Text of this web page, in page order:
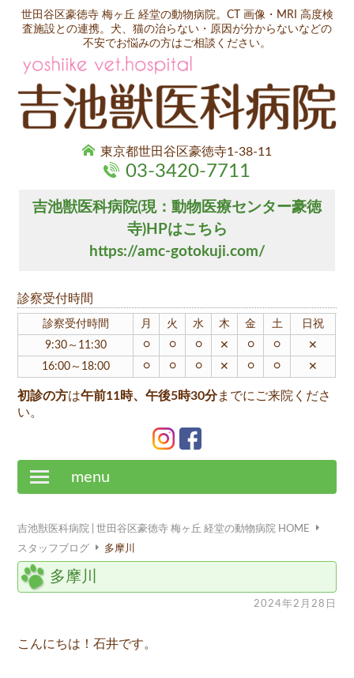
世田谷区豪徳寺 梅ヶ丘 経堂の動物病院。CT 画像・MRI 高度検
査施設との連携。犬、猫の治らない・原因が分からないなどの
不安でお悩みの方はご相談ください。
東京都世田谷区豪徳寺1-38-11
03-3420-7711
吉池獣医科病院(現：動物医療センター豪徳
寺)HPはこちら
https://amc-gotokuji.com/
診察受付時間
診察受付時間 月 火 水 木 金 土
日祝
9:30～11:30
○ ○ ○ ✕ ○ ○
✕
16:00～18:00
○ ○ ○ ✕ ○ ○ ✕
初診の方は午前11時、午後5時30分までにご来院くださ
い。
menu
吉池獣医科病院 | 世田谷区豪徳寺 梅ヶ丘 経堂の動物病院 HOME
スタッフブログ
多摩川
多摩川
2024年2月28日
こんにちは！石井です。